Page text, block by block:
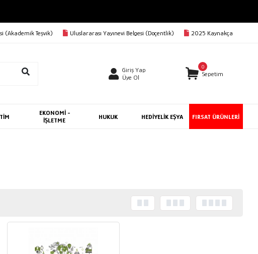
(Akademik Teşvik) Uluslararası Yayınevi Belgesi (Doçentlik) 2025 Kaynakça
Giriş Yap
Üye Ol
0
Sepetim
EKONOMİ -
İŞLETME
HUKUK HEDİYELİK EŞYA FIRSAT ÜRÜNLERİ